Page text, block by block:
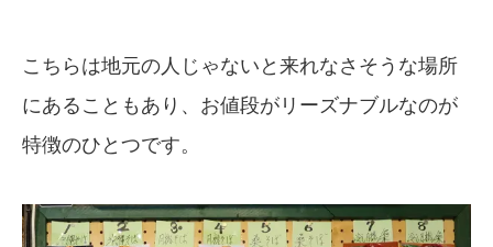
こちらは地元の人じゃないと来れなさそうな場所
にあることもあり、お値段がリーズナブルなのが
特徴のひとつです。